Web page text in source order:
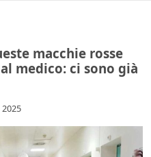
macchie rosse
medico: ci sono già